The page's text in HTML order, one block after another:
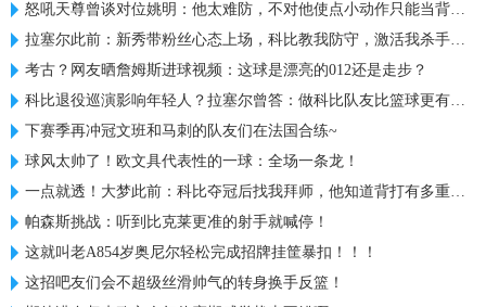
怒吼天尊曾谈对位姚明：他太难防，不对他使点小动作只能当背景板
拉塞尔此前：新秀带粉丝心态上场，科比教我防守，激活我杀手基因
考古？网友晒詹姆斯进球视频：这球是漂亮的012还是走步？
科比退役巡演影响年轻人？拉塞尔曾答：做科比队友比篮球更有意义
下赛季再冲冠文班和马刺的队友们在法国合练~
球风太帅了！欧文具代表性的一球：全场一条龙！
一点就透！大梦此前：科比夺冠后找我拜师，他知道背打有多重要！
帕森斯挑战：听到比克莱更准的射手就喊停！
这就叫老A854岁奥尼尔轻松完成招牌挂筐暴扣！！！
这招吧友们会不超级丝滑帅气的转身换手反篮！